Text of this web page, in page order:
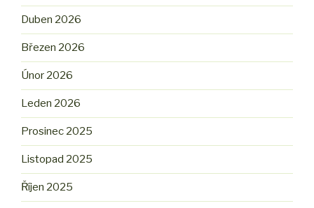
Duben 2026
Březen 2026
Únor 2026
Leden 2026
Prosinec 2025
Listopad 2025
Říjen 2025